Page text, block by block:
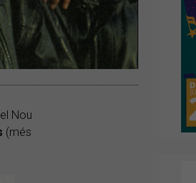
Nou
(més